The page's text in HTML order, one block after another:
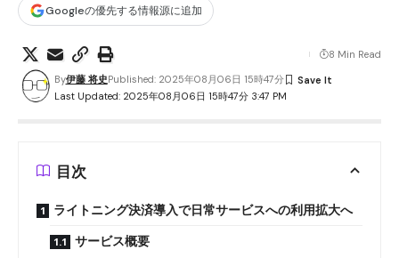
Googleの優先する情報源に追加
Last Updated: 2025年08月06日 15時47分 3:47 PM
By伊藤 将史Published: 2025年08月06日 15時47分
8 Min Read
目次
ライトニング決済導入で日常サービスへの利用拡大へ
サービス概要